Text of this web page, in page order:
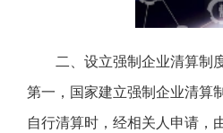
二、设立强制企业清算制
第一，国家建立强制企业清算
自行清算时，经相关人申请，